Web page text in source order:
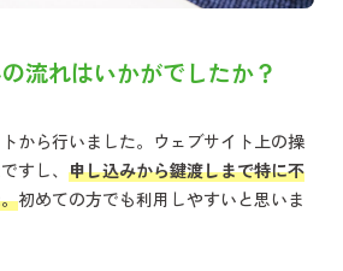
流れはいかがでしたか？
から行いました。ウェブサイト上の操
すし、 申し込みから鍵渡しまで特に不
初めての方でも利用しやすいと思いま